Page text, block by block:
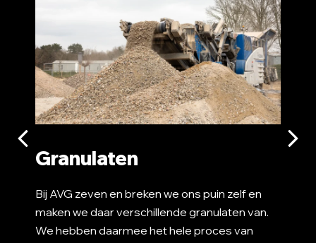
Granulaten
Bij AVG zeven en breken we ons puin zelf en
maken we daar verschillende granulaten van.
We hebben daarmee het hele proces van